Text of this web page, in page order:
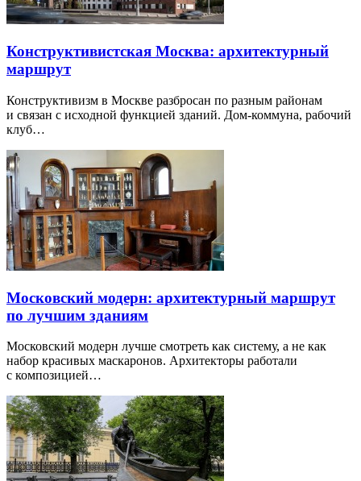
Конструктивистская Москва: архитектурный
маршрут
Конструктивизм в Москве разбросан по разным районам
и связан с исходной функцией зданий. Дом-коммуна, рабочий
клуб…
Московский модерн: архитектурный маршрут
по лучшим зданиям
Московский модерн лучше смотреть как систему, а не как
набор красивых маскаронов. Архитекторы работали
с композицией…